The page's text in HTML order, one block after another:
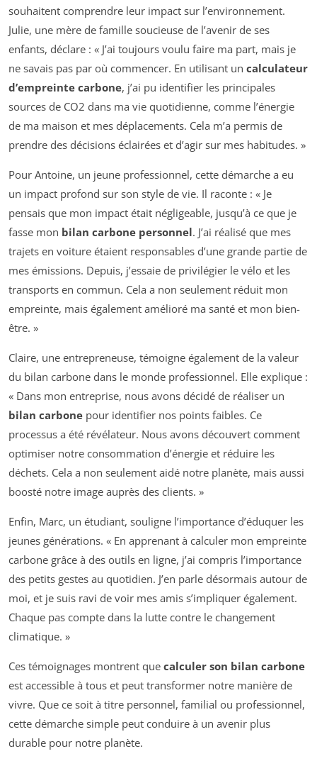
souhaitent comprendre leur impact sur l’environnement.
Julie, une mère de famille soucieuse de l’avenir de ses
enfants, déclare : « J’ai toujours voulu faire ma part, mais je
ne savais pas par où commencer. En utilisant un calculateur
d’empreinte carbone, j’ai pu identifier les principales
sources de CO2 dans ma vie quotidienne, comme l’énergie
de ma maison et mes déplacements. Cela m’a permis de
prendre des décisions éclairées et d’agir sur mes habitudes. »
Pour Antoine, un jeune professionnel, cette démarche a eu
un impact profond sur son style de vie. Il raconte : « Je
pensais que mon impact était négligeable, jusqu’à ce que je
fasse mon bilan carbone personnel. J’ai réalisé que mes
trajets en voiture étaient responsables d’une grande partie de
mes émissions. Depuis, j’essaie de privilégier le vélo et les
transports en commun. Cela a non seulement réduit mon
empreinte, mais également amélioré ma santé et mon bien-
être. »
Claire, une entrepreneuse, témoigne également de la valeur
du bilan carbone dans le monde professionnel. Elle explique :
« Dans mon entreprise, nous avons décidé de réaliser un
bilan carbone pour identifier nos points faibles. Ce
processus a été révélateur. Nous avons découvert comment
optimiser notre consommation d’énergie et réduire les
déchets. Cela a non seulement aidé notre planète, mais aussi
boosté notre image auprès des clients. »
Enfin, Marc, un étudiant, souligne l’importance d’éduquer les
jeunes générations. « En apprenant à calculer mon empreinte
carbone grâce à des outils en ligne, j’ai compris l’importance
des petits gestes au quotidien. J’en parle désormais autour de
moi, et je suis ravi de voir mes amis s’impliquer également.
Chaque pas compte dans la lutte contre le changement
climatique. »
Ces témoignages montrent que calculer son bilan carbone
est accessible à tous et peut transformer notre manière de
vivre. Que ce soit à titre personnel, familial ou professionnel,
cette démarche simple peut conduire à un avenir plus
durable pour notre planète.